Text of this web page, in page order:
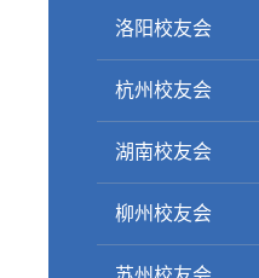
洛阳校友会
杭州校友会
湖南校友会
柳州校友会